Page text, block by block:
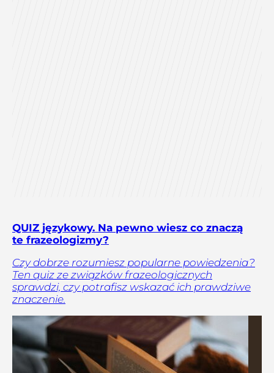
QUIZ językowy. Na pewno wiesz co znaczą
te frazeologizmy?
Czy dobrze rozumiesz popularne powiedzenia?
Ten quiz ze związków frazeologicznych
sprawdzi, czy potrafisz wskazać ich prawdziwe
znaczenie.